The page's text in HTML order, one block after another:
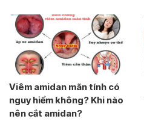
Viêm amidan mãn tính có
nguy hiểm không? Khi nào
nên cắt amidan?